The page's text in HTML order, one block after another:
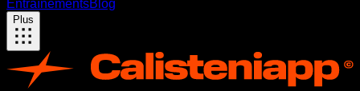
EntraînementsBlog
Plus